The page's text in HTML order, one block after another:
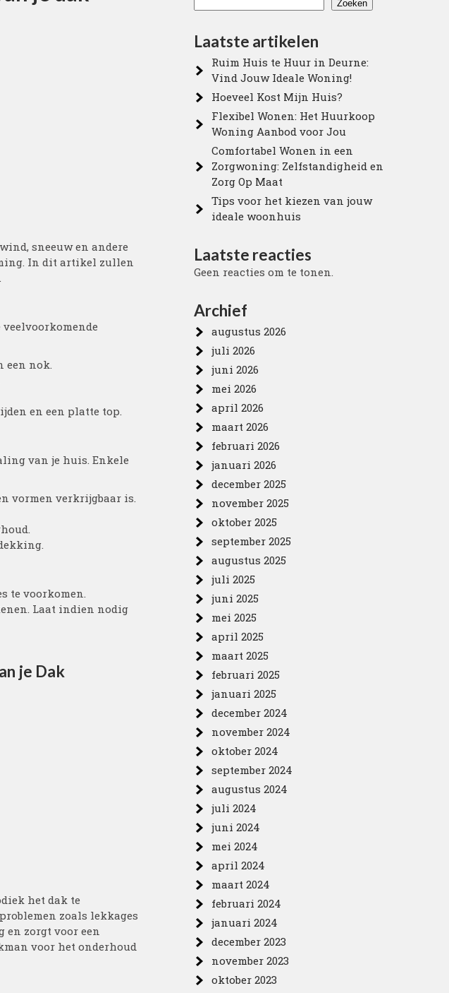
sneeuw en andere
In dit artikel zullen
een nok.
en een platte top.
van je huis. Enkele
vormen verkrijgbaar is.
te voorkomen.
Laat indien nodig
je Dak
het dak te
zoals lekkages
en zorgt voor een
voor het onderhoud
Zoeken
Laatste artikelen
Ruim Huis te Huur in Deurne:
Vind Jouw Ideale Woning!
Hoeveel Kost Mijn Huis?
Flexibel Wonen: Het Huurkoop
Woning Aanbod voor Jou
Comfortabel Wonen in een
Zorgwoning: Zelfstandigheid en
Zorg Op Maat
Tips voor het kiezen van jouw
ideale woonhuis
Laatste reacties
Geen reacties om te tonen.
Archief
augustus 2026
juli 2026
juni 2026
mei 2026
april 2026
maart 2026
februari 2026
januari 2026
december 2025
november 2025
oktober 2025
september 2025
augustus 2025
juli 2025
juni 2025
mei 2025
april 2025
maart 2025
februari 2025
januari 2025
december 2024
november 2024
oktober 2024
september 2024
augustus 2024
juli 2024
juni 2024
mei 2024
april 2024
maart 2024
februari 2024
januari 2024
december 2023
november 2023
oktober 2023